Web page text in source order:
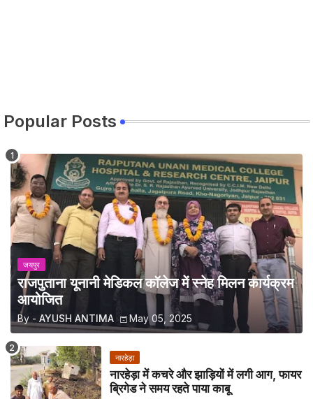
Popular Posts
जयपुर
राजपुताना यूनानी मेडिकल कॉलेज में स्नेह मिलन कार्यक्रम
आयोजित
By - AYUSH ANTIMA May 05, 2025
नारहेड़ा
नारहेड़ा में कचरे और झाड़ियों में लगी आग, फायर
ब्रिगेड ने समय रहते पाया काबू